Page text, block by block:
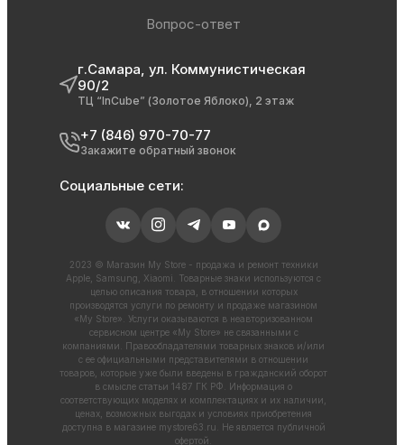
Вопрос-ответ
г.Самара, ул. Коммунистическая
90/2
ТЦ “InCube” (Золотое Яблоко), 2 этаж
+7 (846) 970-70-77
Закажите обратный звонок
Социальные сети:
2023 © Магазин My Store - продажа и ремонт техники
Apple, Samsung, Xiaomi. Товарные знаки используются с
целью описания товара, в отношении которых
производятся услуги по ремонту и продаже магазином
«My Store». Услуги оказываются в неавторизованном
сервисном центре «My Store» не связанными с
компаниями. Правообладателями товарных знаков и/или
с ее официальными представителями в отношении
товаров, которые уже были введены в гражданский оборот
в смысле статьи 1487 ГК РФ. Информация о
соответствующих моделях и комплектациях и их наличии,
ценах, возможных выгодах и условиях приобретения
доступна в магазине mystore63.ru . Не является публичной
офертой.